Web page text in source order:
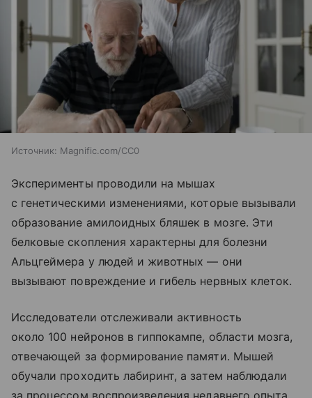
Источник: Magnific.com/CC0
Эксперименты проводили на мышах
с генетическими изменениями, которые вызывали
образование амилоидных бляшек в мозге. Эти
белковые скопления характерны для болезни
Альцгеймера у людей и животных — они
вызывают повреждение и гибель нервных клеток.
Исследователи отслеживали активность
около 100 нейронов в гиппокампе, области мозга,
отвечающей за формирование памяти. Мышей
обучали проходить лабиринт, а затем наблюдали